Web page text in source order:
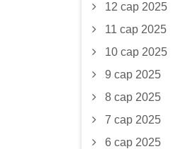
12 сар 2025
11 сар 2025
10 сар 2025
9 сар 2025
8 сар 2025
7 сар 2025
6 сар 2025